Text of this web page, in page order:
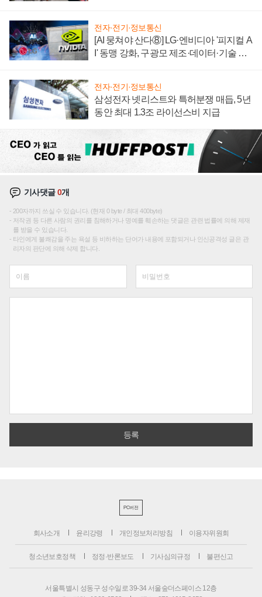
전자·전기·정보통신
[AI 뭉쳐야 산다⑧] LG·엔비디아 '피지컬 A
I' 동맹 강화, 구광모 제조·데이터·기술 결
전자·전기·정보통신
삼성전자 넷리스트와 특허분쟁 매듭, 5년
동안 최대 1.3조 라이선스비 지급
기사댓글0개
200자까지 쓰실 수 있습니다. (현재 0 byte / 최대 400byte)
저작권 등 다른 사람의 권리를 침해하거나 명예를 훼손하는 댓글은 관련 법률에 의해 제재
를 받을 수 있습니다.
타인에게 불쾌감을 주는 욕설 등 비하하는 단어가 내용에 포함되거나 인신공격성 글은 관
리자의 판단에 의해 삭제 합니다.
PC버전
회사소개 윤리강령 개인정보처리방침 이용자위원회
청소년보호정책 정정·반론보도 기사심의규정 불편신고
서울특별시 성동구 성수일로 39-34 서울숲더스페이스 12층